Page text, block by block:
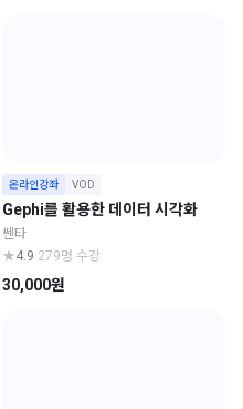
온라인강좌 VOD
Gephi를 활용한 데이터 시각화
쎈타
★4.9·279명 수강
30,000원